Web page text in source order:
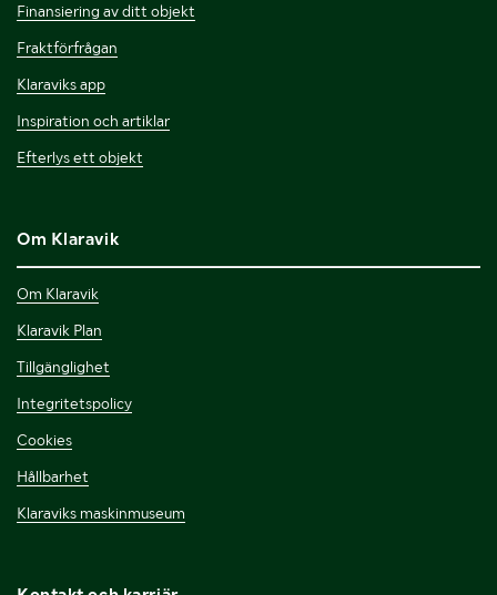
Finansiering av ditt objekt
Fraktförfrågan
Klaraviks app
Inspiration och artiklar
Efterlys ett objekt
Om Klaravik
Om Klaravik
Klaravik Plan
Tillgänglighet
Integritetspolicy
Cookies
Hållbarhet
Klaraviks maskinmuseum